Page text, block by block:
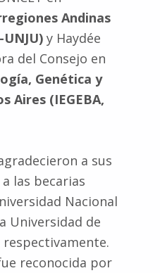
Andinas
UNJU)y Haydée
del Consejo en
Genética y
Aires (IEGEBA,
a sus
las becarias
Nacional
Universidad de
respectivamente.
reconocida por